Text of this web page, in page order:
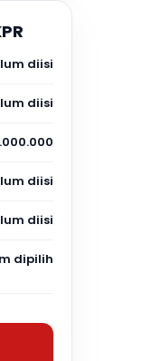
diisi
diisi
diisi
diisi
dipilih